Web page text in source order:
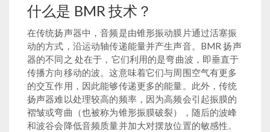
什么是 BMR 技术？
在传统扬声器中，音频是由锥形振动膜片通过活塞振
动的方式，沿运动轴传递能量并产生声音。BMR 扬声
器的不同之 处在于，它们利用的是弯曲波，即垂直于
传播方向移动的波。这意味着它们与周围空气有更多
的交互作用，因此能够传递更多的能量。此外，传统
扬声器难以处理较高的频率，因为高频会引起振膜的
褶皱或弯曲（也被称为锥形振膜破裂），随后的波峰
和波谷会降低音频质量并加大对摆放位置的敏感性。